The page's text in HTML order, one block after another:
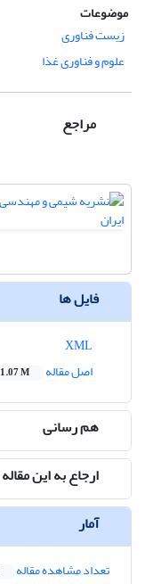
موضوعات
زیست فناوری
علوم و فناوری غذا
مراجع
فایل ها
اصل مقاله
1.07 M
هم رسانی
ارجاع به این مقاله
آمار
تعداد مشاهده مقاله